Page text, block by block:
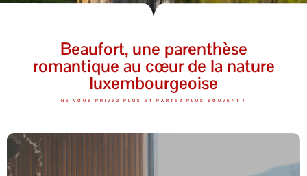
Beaufort, une parenthèse
romantique au cœur de la nature
luxembourgeoise
NE VOUS PRIVEZ PLUS ET PARTEZ PLUS SOUVENT !